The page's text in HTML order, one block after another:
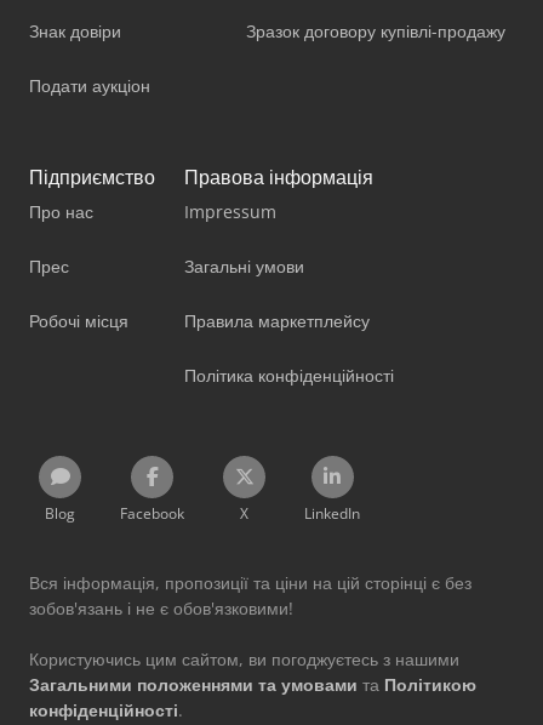
Знак довіри
Подати аукціон
Зразок договору купівлі-продажу
Підприємство
Про нас
Прес
Робочі місця
Правова інформація
Impressum
Загальні умови
Правила маркетплейсу
Політика конфіденційності
Blog Facebook X LinkedIn
Вся інформація, пропозиції та ціни на цій сторінці є без
зобов'язань і не є обов'язковими!
Користуючись цим сайтом, ви погоджуєтесь з нашими
Загальними положеннями та умовами та Політикою
конфіденційності.